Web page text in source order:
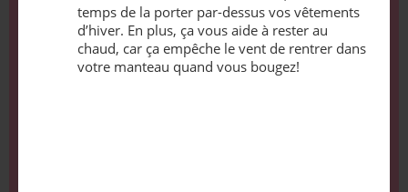
temps de la porter par-dessus vos vêtements
d’hiver. En plus, ça vous aide à rester au
chaud, car ça empêche le vent de rentrer dans
votre manteau quand vous bougez!